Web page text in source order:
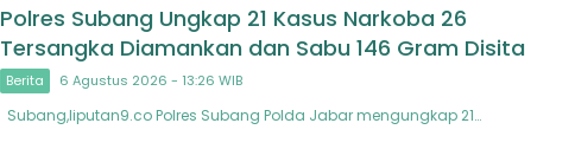
Polres Subang Ungkap 21 Kasus Narkoba 26
Tersangka Diamankan dan Sabu 146 Gram Disita
Berita 6 Agustus 2026 - 13:26 WIB
Subang,liputan9.co Polres Subang Polda Jabar mengungkap 21…